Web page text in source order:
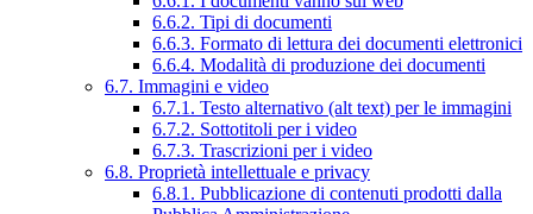
6.6.2. Tipi di documenti
6.6.3. Formato di lettura dei documenti elettronici
6.6.4. Modalità di produzione dei documenti
6.7. Immagini e video
6.7.1. Testo alternativo (alt text) per le immagini
6.7.2. Sottotitoli per i video
6.7.3. Trascrizioni per i video
6.8. Proprietà intellettuale e privacy
6.8.1. Pubblicazione di contenuti prodotti dalla